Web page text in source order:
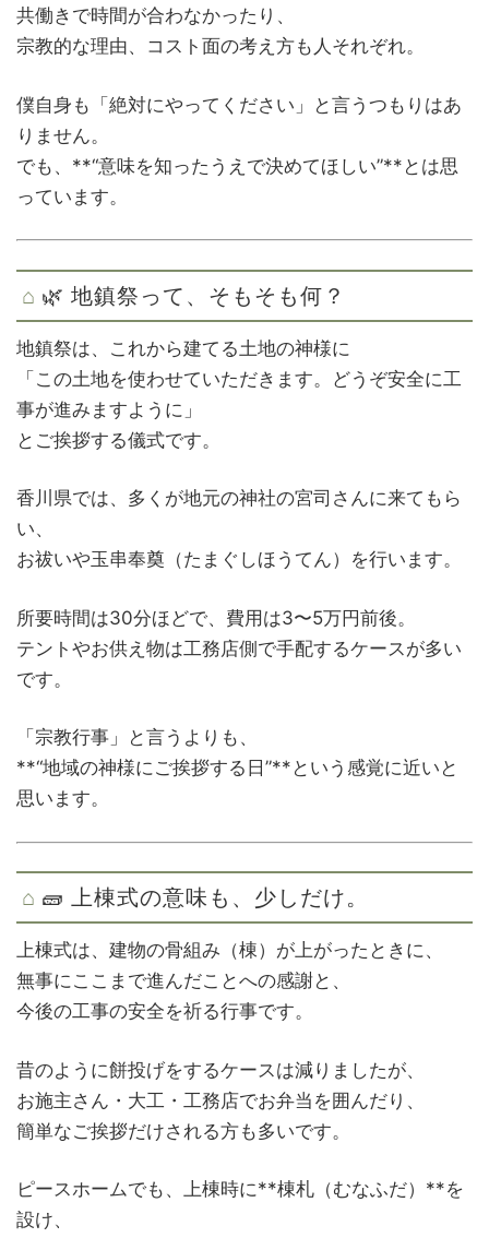
共働きで時間が合わなかったり、
宗教的な理由、コスト面の考え方も人それぞれ。
僕自身も「絶対にやってください」と言うつもりはあ
りません。
でも、**“意味を知ったうえで決めてほしい”**とは思
っています。
🌿 地鎮祭って、そもそも何？
地鎮祭は、これから建てる土地の神様に
「この土地を使わせていただきます。どうぞ安全に工
事が進みますように」
とご挨拶する儀式です。
香川県では、多くが地元の神社の宮司さんに来てもら
い、
お祓いや玉串奉奠（たまぐしほうてん）を行います。
所要時間は30分ほどで、費用は3〜5万円前後。
テントやお供え物は工務店側で手配するケースが多い
です。
「宗教行事」と言うよりも、
**“地域の神様にご挨拶する日”**という感覚に近いと
思います。
🧱 上棟式の意味も、少しだけ。
上棟式は、建物の骨組み（棟）が上がったときに、
無事にここまで進んだことへの感謝と、
今後の工事の安全を祈る行事です。
昔のように餅投げをするケースは減りましたが、
お施主さん・大工・工務店でお弁当を囲んだり、
簡単なご挨拶だけされる方も多いです。
ピースホームでも、上棟時に**棟札（むなふだ）**を
設け、